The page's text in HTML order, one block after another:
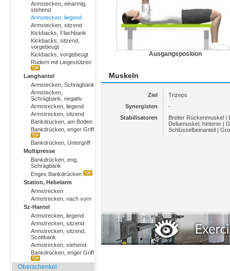
Armstecken, einarmig,
stehend
Armstecken, liegend
Armstecken, sitzend
Kickbacks, Flachbank
Kickbacks, sitzend,
vorgebeugt
Kickbacks, vorgebeugt
Rudern mit Liegestützen
Langhantel
Armstecken, Schrägbank
Armstecken,
Schrägbank, negativ
Armstrecken, liegend
Armstrecken, sitzend
Bankdrücken, am Boden
Bankdrücken, enger Griff
Bankdrücken, Untergriff
Multipresse
Bankdrücken, eng,
Schrägbank
Enges Bankdrücken
Station, Hebelarm
Armstrecken
Armstrecken, nach vorn
Sz-Hantel
Armstrecken, liegend
Armstrecken, sitzend
Armstrecken, sitzend,
Scottbank
Armstrecken, stehend
Bankdrücken, enger Griff
Oberschenkel
Ausgangsposition
Muskeln
Ziel
Trizeps
Synergisten
-
Stabilisatoren
Breiter Rückenmuskel |
Deltamuskel, hinterer |
Schlüsselbeinanteil |